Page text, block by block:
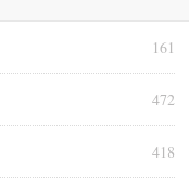
161
472
418